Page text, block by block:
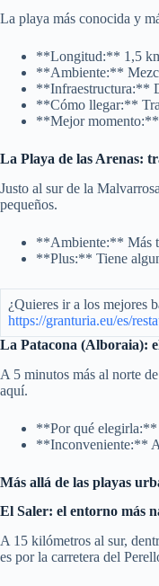
La playa más conocida y
**Longitud:** 1,5
**Ambiente:**
**Infraestructura:**
**Cómo llegar:**
**Mejor momento:**
La Playa de las Arenas:
Justo al sur de la
pequeños.
**Ambiente:** Más
**Plus:** Tiene
¿Quieres ir a los mejores
https://granturia.eu/es/
La Patacona (Alboraia):
A 5 minutos más al norte
aquí.
**Por qué elegirla:**
**Inconveniente:**
Más allá de las playas
El Saler: el entorno más
A 15 kilómetros al sur,
es por la carretera del